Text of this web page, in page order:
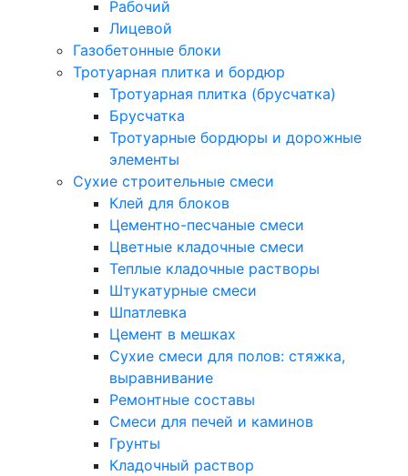
Рабочий
Лицевой
Газобетонные блоки
Тротуарная плитка и бордюр
Тротуарная плитка (брусчатка)
Брусчатка
Тротуарные бордюры и дорожные
элементы
Сухие строительные смеси
Клей для блоков
Цементно-песчаные смеси
Цветные кладочные смеси
Теплые кладочные растворы
Штукатурные смеси
Шпатлевка
Цемент в мешках
Сухие смеси для полов: стяжка,
выравнивание
Ремонтные составы
Смеси для печей и каминов
Грунты
Кладочный раствор